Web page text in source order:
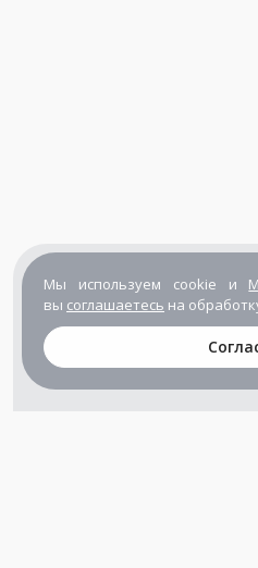
Мы используем cookie и
вы соглашаетесь на